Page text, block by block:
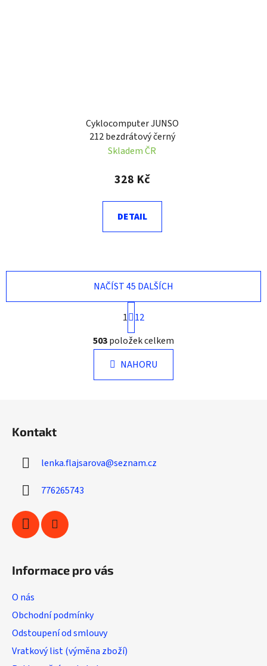
Cyklocomputer JUNSO
212 bezdrátový černý
Skladem ČR
328 Kč
DETAIL
O
v
á
d
v
NAČÍST 45 DALŠÍCH
S
t
r
á
n
k
1
12
503položek celkem
NAHORU
Kontakt
lenka.flajsarova@seznam.cz
776265743
Informace pro vás
O nás
Obchodní podmínky
Odstoupení od smlouvy
Vratkový list (výměna zboží)